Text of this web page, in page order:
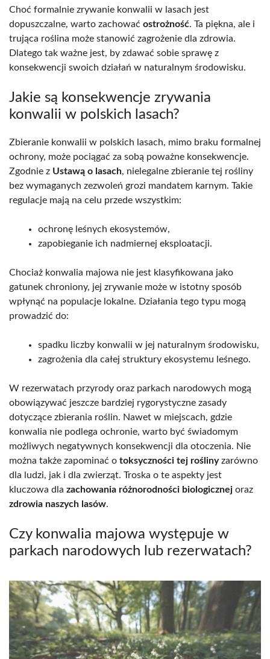
Choć formalnie zrywanie konwalii w lasach jest
dopuszczalne, warto zachować ostrożność. Ta piękna, ale i
trująca roślina może stanowić zagrożenie dla zdrowia.
Dlatego tak ważne jest, by zdawać sobie sprawę z
konsekwencji swoich działań w naturalnym środowisku.
Jakie są konsekwencje zrywania
konwalii w polskich lasach?
Zbieranie konwalii w polskich lasach, mimo braku formalnej
ochrony, może pociągać za sobą poważne konsekwencje.
Zgodnie z Ustawą o lasach, nielegalne zbieranie tej rośliny
bez wymaganych zezwoleń grozi mandatem karnym. Takie
regulacje mają na celu przede wszystkim:
ochronę leśnych ekosystemów,
zapobieganie ich nadmiernej eksploatacji.
Chociaż konwalia majowa nie jest klasyfikowana jako
gatunek chroniony, jej zrywanie może w istotny sposób
wpłynąć na populacje lokalne. Działania tego typu mogą
prowadzić do:
spadku liczby konwalii w jej naturalnym środowisku,
zagrożenia dla całej struktury ekosystemu leśnego.
W rezerwatach przyrody oraz parkach narodowych mogą
obowiązywać jeszcze bardziej rygorystyczne zasady
dotyczące zbierania roślin. Nawet w miejscach, gdzie
konwalia nie podlega ochronie, warto być świadomym
możliwych negatywnych konsekwencji dla otoczenia. Nie
można także zapominać o toksyczności tej roślinyzarówno
dla ludzi, jak i dla zwierząt. Troska o te aspekty jest
kluczowa dla zachowania różnorodności biologicznej oraz
zdrowia naszych lasów.
Czy konwalia majowa występuje w
parkach narodowych lub rezerwatach?